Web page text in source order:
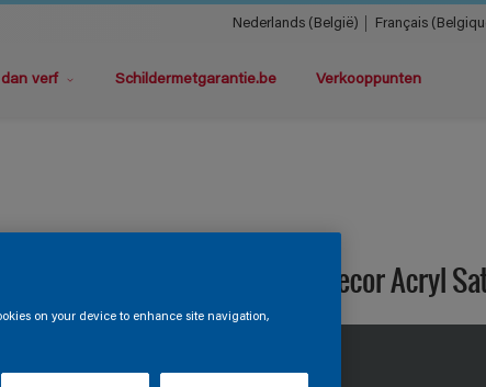
Nederlands (België) Français
verf Schildermetgarantie.be Verkooppunten
Steloxine Decor Acryl
on your device to enhance site navigation,